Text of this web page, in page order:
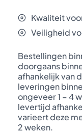
Kwaliteit
Veiligheid
Bestellingen
doorgaans
afhankelijk van
leveringen
ongeveer 1 – 4
levertijd
varieert deze
2 weken.